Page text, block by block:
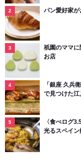
パン愛好家
祇園のママ
お店
「銀座 久兵
で見つけた江
〈食べログ
光るスペイン